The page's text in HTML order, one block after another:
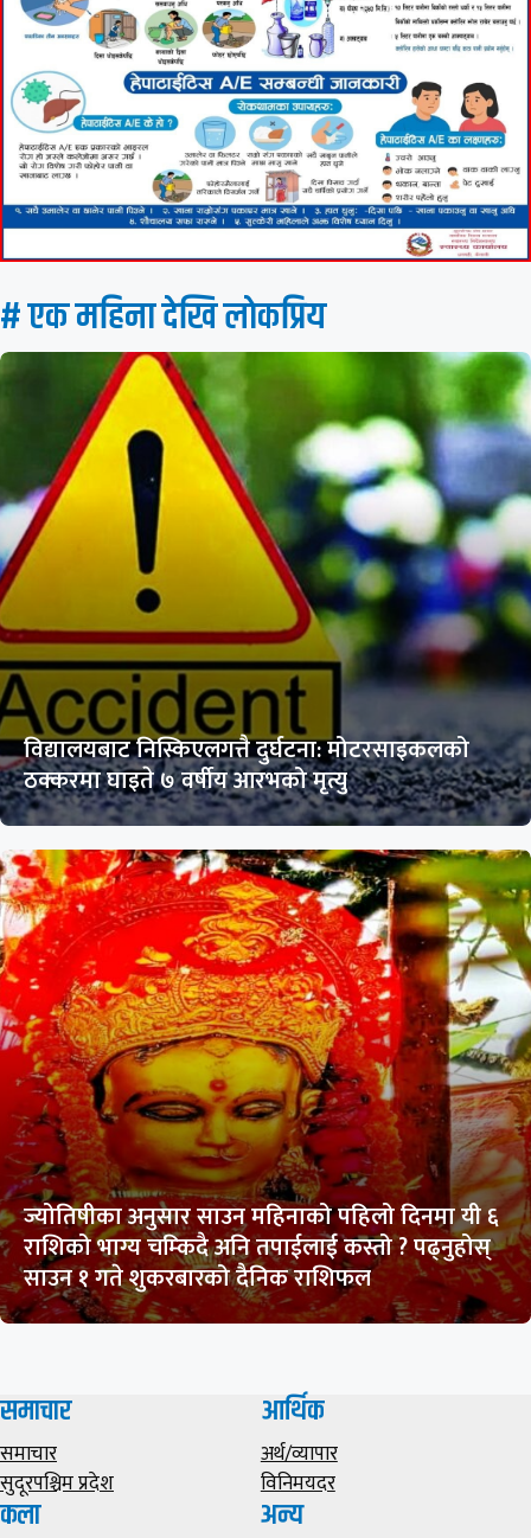
# एक महिना देखि लाेकप्रिय
विद्यालयबाट निस्किएलगत्तै दुर्घटना: मोटरसाइकलको
ठक्करमा घाइते ७ वर्षीय आरभको मृत्यु
ज्योतिषीका अनुसार साउन महिनाको पहिलो दिनमा यी ६
राशिको भाग्य चम्किदै अनि तपाईलाई कस्तो ? पढ्नुहोस्
साउन १ गते शुकरबारको दैनिक राशिफल
समाचार
समाचार
सुदूरपश्चिम प्रदेश
आर्थिक
अर्थ/व्यापार
विनिमयदर
कला अन्य